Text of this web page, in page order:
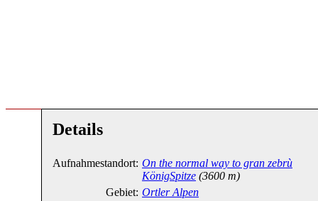
Details
Aufnahmestandort: On the normal way to gran zebrù
KönigSpitze (3600 m)
Gebiet: Ortler Alpen